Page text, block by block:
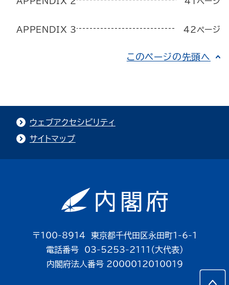
APPENDIX 3 42ページ
このページの先頭へ
ウェブアクセシビリティ
サイトマップ
〒100-8914 東京都千代田区永田町1-6-1
電話番号 03-5253-2111（大代表）
内閣府法人番号 2000012010019